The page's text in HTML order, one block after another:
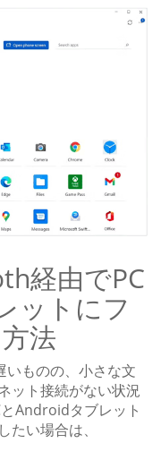
経由でPC
ットにフ
法
ものの、小さな文
ット接続がない状況
Androidタブレット
い場合は、